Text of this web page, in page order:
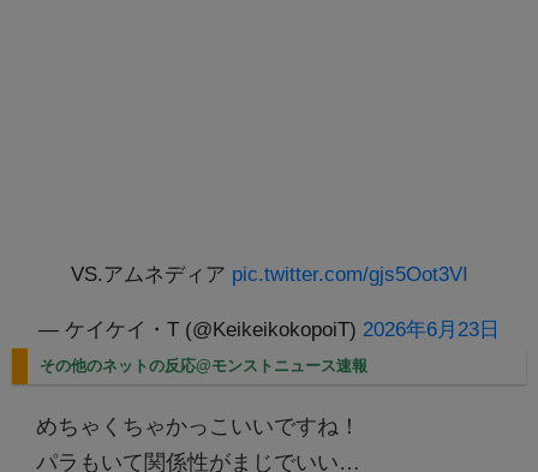
VS.アムネディア pic.twitter.com/gjs5Oot3VI
— ケイケイ・T (@KeikeikokopoiT) 2026年6月23日
その他のネットの反応@モンストニュース速報
めちゃくちゃかっこいいですね！
パラもいて関係性がまじでいい…